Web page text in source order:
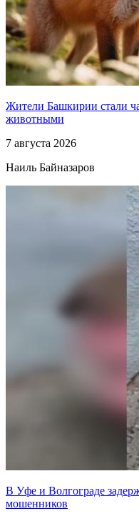
Жители Башкирии стали
животными
7 августа 2026
Наиль Байназаров
В Уфе и Волгограде
мошенников